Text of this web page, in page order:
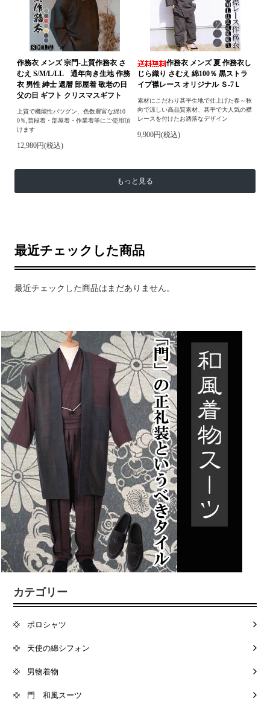
作務衣 メンズ 宗門-上質作務衣 さ
むえ S/M/L/LL 通年向き生地 作務
衣 男性 紳士 還暦 部屋着 敬老の日
父の日 ギフト クリスマスギフト
上質で機能性バツグン、色数豊富な綿10
0％,普段着・部屋着・作業着等にご使用頂
けます
12,980円(税込)
作務衣 メンズ 夏 作務衣し
じら織り さむえ 綿100％ 黒ストラ
イプ襟レース オリジナル Ｓ-7Ｌ
素材にこだわり甚平生地で仕上げた春～秋
向で涼しい高品質素材、甚平で大人気の襟
レースを付けたお洒落なデザイン
9,900円(税込)
もっと見る
最近チェックした商品
最近チェックした商品はまだありません。
カテゴリー
ポロシャツ
天使の綿シフォン
男物着物
門 和風スーツ